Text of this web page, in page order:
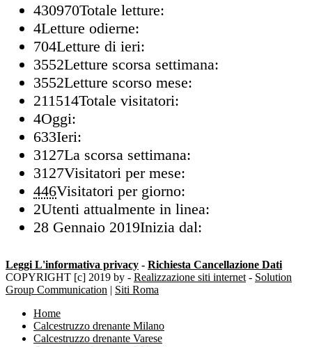
430970Totale letture:
4Letture odierne:
704Letture di ieri:
3552Letture scorsa settimana:
3552Letture scorso mese:
211514Totale visitatori:
4Oggi:
633Ieri:
3127La scorsa settimana:
3127Visitatori per mese:
446Visitatori per giorno:
2Utenti attualmente in linea:
28 Gennaio 2019Inizia dal:
Leggi L'informativa privacy - Richiesta Cancellazione Dati
COPYRIGHT [c] 2019 by - Realizzazione siti internet - Solution
Group Communication | Siti Roma
Home
Calcestruzzo drenante Milano
Calcestruzzo drenante Varese